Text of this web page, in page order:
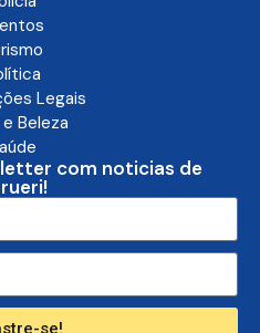
Legais
Beleza
com noticias de
se!